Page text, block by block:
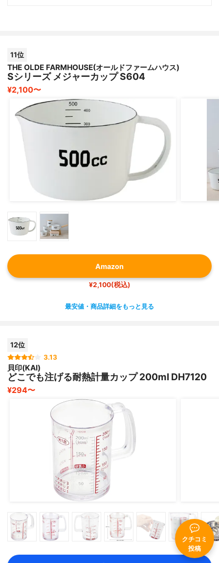
クチコミ
投稿
11位
THE OLDE FARMHOUSE(オールドファームハウス)
Sシリーズ メジャーカップ S604
¥2,100〜
Amazon
¥2,100(税込)
最安値・商品詳細をもっと見る
12位
3.13
貝印(KAI)
どこでも注げる耐熱計量カップ 200ml DH7120
¥294〜